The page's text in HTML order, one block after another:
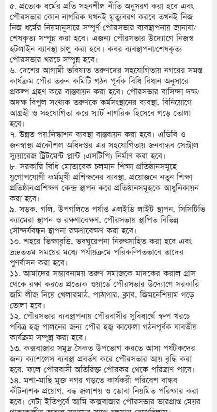
৫. প্রত্যেক ধর্মের প্রতি সহনশীল নীতি অনুসরণ করা হবে এবং
পৌরসভার কোন নাগরিক যখনই মৃত্যুবরণ করবে তখনই নিজ
নিজ ধর্মের নিয়মানুসারে সম্পূর্ণ পৌরসভার ব্যবস্থাপনায় জানাযা/
শেষকৃত্য সম্পূন্ন করা হবে। এজন্য পৌরসভার উদ্যোগে নিজস্ব
হটলাইন ব্যাবস্থা চালু করা হবে। কবর ব্যবস্থাপনা/শেষকৃত্য
পৌরসভার খরচে সম্পূন্ন হবে।
৬. দেশের আগামী ভবিষ্যত তরুণদের সহযোগিতায় নগরের সমস্ত
কার্যক্রম পৌর তরুন কমিটি গঠন পূর্বক বিধি বিধান অনুসারে
প্রকল্প গ্রহণ করে বাস্তবায়ন করা হবে। পৌরসভার বাসিন্দা দক্ষ/
অদক্ষ বিপুল সংখ্যক তরুণকে কর্মসংস্থানের ব্যবস্থা, বিনিয়োগে
আগ্রহী ও সহযোগিতা করে স্মার্ট নাগরিক হিসেবে গড়ে তোলা
হবে।
৭. উন্নত পয়:নিস্কাশন ব্যবস্থা বাস্তবায়ন করা হবে। এডিবি ও
জনস্বাস্থ্য প্রকৌশল অধিদপ্তর এর সহযোগিতায় জনবান্ধব সেন্ট্রাল
স্যুয়ারেজ ট্রিটমেন্ট প্লান্ট (এসটিপি) নির্মাণ করা হবে।
৮. সরকারি বিধি মোতাবেক চলমান শিক্ষা প্রতিষ্ঠানসমূহে
যুগোপযোগী কর্মমূখী প্রশিক্ষনের ব্যবস্থা, প্রয়োজনে নতুন শিক্ষা
প্রতিষ্ঠান/প্রশিক্ষণ কেন্দ্র স্থাপন করে প্রতিষ্ঠানসমূহকে আধুনিকায়ন
করা হবে।
৯. সড়ক, গলি, উপগলিতে পর্যাপ্ত এলইডি লাইট স্থাপন, সিসিটিভি
ক্যামেরা স্থাপন ও রক্ষণাবেক্ষণ, পৌরসভায় স্থাপিত বিভিন্ন
সৌন্দর্যবন্ধন স্থাপনা রক্ষণাবেক্ষণ করা হবে।
১০. শহরে ভিক্ষাবৃত্তি, ভবঘুরেপনা নিরুৎসাহিত করা হবে এবং
দ্রæততম সময়ের মধ্যে পর্যায়ক্রমে পরিকল্পিতভাবে তাদের
পুণর্বাসন করা হবে।
১১. আমাদের সম্ভাবনাময় তরুণ সমাজকে মাদকের করাল গ্রাস
থেকে রক্ষা করতে প্রত্যেক ওয়ার্ডে পৌরসভার উদ্যোগে সরকারি
জমি লীজ নিয়ে খেলারমাঠ, পাঠাগার, ক্লাব, জিমনেশিয়াম গড়ে
তোলা হবে।
১২. পৌরসভার ব্যবস্থাপনায় পৌরবাসীর সুবিধার্থে স্বল্প খরচে
পবিত্র হজ্ব পালনের জন্য পৌর হজ্ব কাফেলা গঠনপূর্বক যাবতীয়
কার্যক্রম সম্পূন্ন করা হবে।
১৩. কক্সবাজার সমুদ্র সৈকত উপভোগ করতে আসা পর্যটকদের
জন্য ক্যাশলেস ব্যবস্থা প্রবর্তণ করে পৌরসভার আয় বৃদ্ধি করা
হবে, ফলে পৌরবাসী অতিরিক্ত পৌরকর থেকে পরিত্রাণ পাবে।
১৪. মশা-মাছি মুক্ত নগর গড়তে কার্যকরী পরিবেশ বান্ধব
কীটনাশক প্রয়োগ, বদ্ধ জলাশয় ও ডোবা নিয়মিত পরিষ্কার করা
হবে। যেটা ইতিপূর্বে আমি কক্সবাজার পৌরসভার ভারপ্রাপ্ত মেয়র